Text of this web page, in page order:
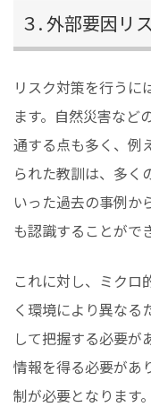
３. 外部要因リ
リスク対策を行うに
ます。自然災害など
通する点も多く、例
られた教訓は、多く
いった過去の事例か
も認識することがで
これに対し、ミクロ
く環境により異なる
して把握する必要が
情報を得る必要があ
制が必要となります。